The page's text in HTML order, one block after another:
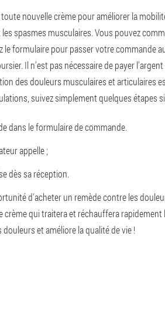
nouvelle crème pour améliorer la
spasmes musculaires. Vous pouvez
le formulaire pour passer votre commande
Il n’est pas nécessaire de payer
des douleurs musculaires et articulaires
suivez simplement quelques étapes
dans le formulaire de commande.
appelle ;
dès sa réception.
d'acheter un remède contre les
crème qui traitera et réchauffera
et améliore la qualité de vie !